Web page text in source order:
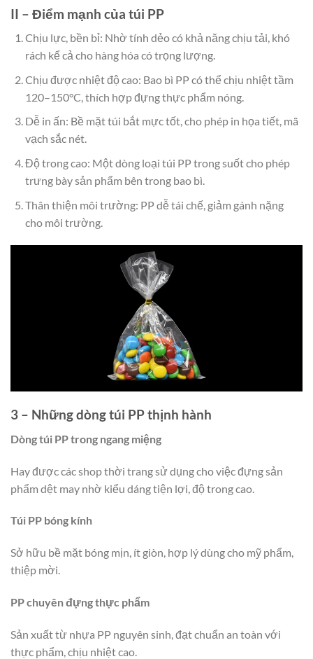
II – Điểm mạnh của túi PP
Chịu lực, bền bỉ: Nhờ tính dẻo có khả năng chịu tải, khó
rách kể cả cho hàng hóa có trọng lượng.
Chịu được nhiệt độ cao: Bao bì PP có thể chịu nhiệt tầm
120–150°C, thích hợp đựng thực phẩm nóng.
Dễ in ấn: Bề mặt túi bắt mực tốt, cho phép in họa tiết, mã
vạch sắc nét.
Độ trong cao: Một dòng loại túi PP trong suốt cho phép
trưng bày sản phẩm bên trong bao bì.
Thân thiện môi trường: PP dễ tái chế, giảm gánh nặng
cho môi trường.
3 – Những dòng túi PP thịnh hành
Dòng túi PP trong ngang miệng
Hay được các shop thời trang sử dụng cho việc đựng sản
phẩm dệt may nhờ kiểu dáng tiện lợi, độ trong cao.
Túi PP bóng kính
Sở hữu bề mặt bóng mịn, ít giòn, hợp lý dùng cho mỹ phẩm,
thiệp mời.
PP chuyên đựng thực phẩm
Sản xuất từ nhựa PP nguyên sinh, đạt chuẩn an toàn với
thực phẩm, chịu nhiệt cao.